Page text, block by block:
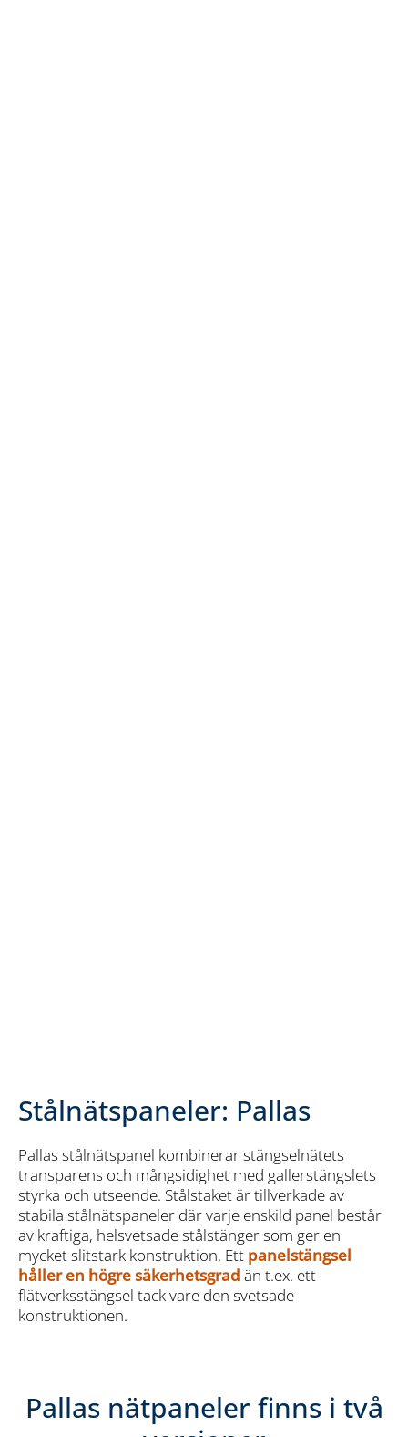
Stålnätspaneler: Pallas
Pallas stålnätspanel kombinerar stängselnätets
transparens och mångsidighet med gallerstängslets
styrka och utseende. Stålstaket är tillverkade av
stabila stålnätspaneler där varje enskild panel består
av kraftiga, helsvetsade stålstänger som ger en
mycket slitstark konstruktion. Ett panelstängsel
håller en högre säkerhetsgrad än t.ex. ett
flätverksstängsel tack vare den svetsade
konstruktionen.
Pallas nätpaneler finns i två